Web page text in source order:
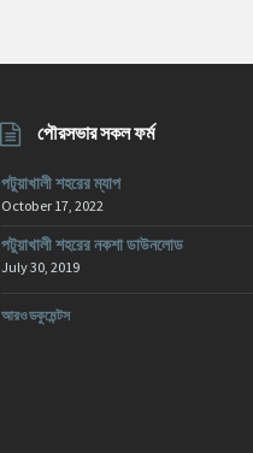
পৌরসভার সকল ফর্ম
পটুয়াখালী শহরের ম্যাপ
October 17, 2022
পটুয়াখালী শহরের নকশা ডাউনলোড
July 30, 2019
আরও ডকুমেন্টস